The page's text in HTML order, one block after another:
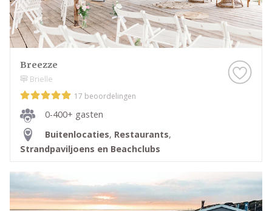
Breezze
Brielle
17 beoordelingen
0-400+ gasten
Buitenlocaties, Restaurants,
Strandpaviljoens en Beachclubs